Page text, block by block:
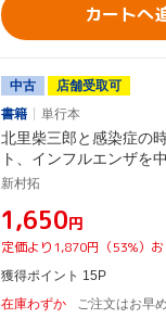
カートへ
中古
店舗受取可
書籍
単行本
北里柴三郎と感染症の
ト、インフルエンザを
新村拓
¥1,650円
定価より1,870円（53%）お
獲得ポイント 15P
在庫わずか
ご注文はお早